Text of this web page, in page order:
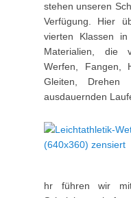
stehen unseren
Verfügung. Hier
vierten Klassen
Materialien, die
Werfen, Fangen,
Gleiten, Drehen
ausdauernden
hr führen wir